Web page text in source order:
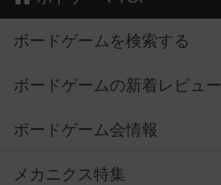
ボードゲームを検索する
ボードゲームの新着レビュー
ボードゲーム会情報
メカニクス特集